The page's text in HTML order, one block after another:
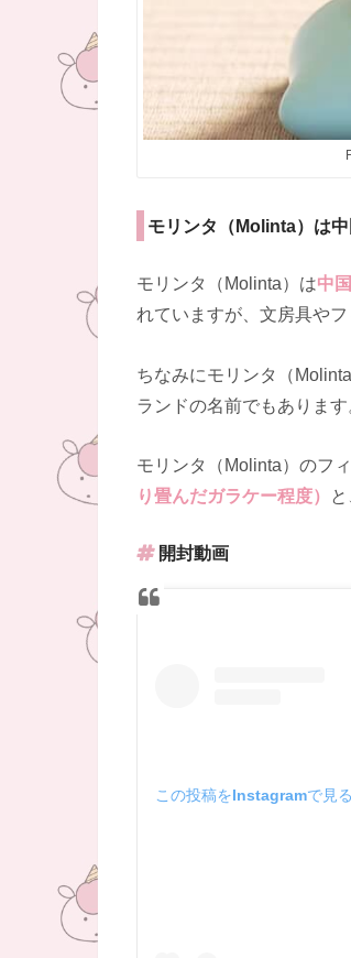
モリンタ（Molinta）は
モリンタ（Molinta）は中
れていますが、文房具や
ちなみにモリンタ（
ランドの名前でもあります
モリンタ（Molinta）のフ
り畳んだガラケー程度）
開封動画
この投稿をInstagramで見る